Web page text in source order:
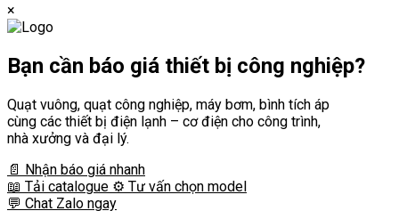
×
Bạn cần báo giá thiết bị công nghiệp?
Quạt vuông, quạt công nghiệp, máy bơm, bình tích áp
cùng các thiết bị điện lạnh – cơ điện cho công trình,
nhà xưởng và đại lý.
📄 Nhận báo giá nhanh
📖 Tải catalogue ⚙️ Tư vấn chọn model
💬 Chat Zalo ngay